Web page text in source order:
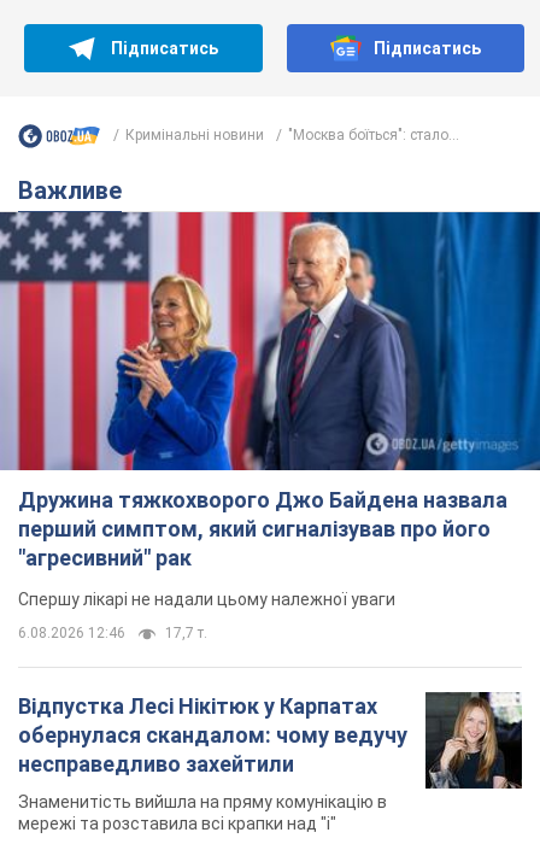
Підписатись Підписатись
Кримінальні новини "Москва боїться": стало...
Важливе
Дружина тяжкохворого Джо Байдена назвала
перший симптом, який сигналізував про його
"агресивний" рак
Спершу лікарі не надали цьому належної уваги
6.08.2026 12:46 17,7 т.
Відпустка Лесі Нікітюк у Карпатах
обернулася скандалом: чому ведучу
несправедливо захейтили
Знаменитість вийшла на пряму комунікацію в
мережі та розставила всі крапки над "і"